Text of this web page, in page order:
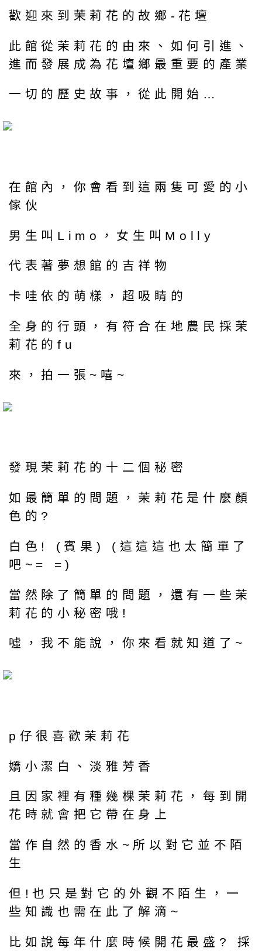
歡迎來到茉莉花的故鄉-花壇
此館從茉莉花的由來、如何引進、
進而發展成為花壇鄉最重要的產業
一切的歷史故事，從此開始…
在館內，你會看到這兩隻可愛的小
傢伙
男生叫Limo，女生叫Molly
代表著夢想館的吉祥物
卡哇依的萌樣，超吸睛的
全身的行頭，有符合在地農民採茉
莉花的fu
來，拍一張~嘻~
發現茉莉花的十二個秘密
如最簡單的問題，茉莉花是什麼顏
色的?
白色! (賓果) (這這這也太簡單了
吧~= =)
當然除了簡單的問題，還有一些茉
莉花的小秘密哦!
噓，我不能說，你來看就知道了~
p仔很喜歡茉莉花
嬌小潔白、淡雅芳香
且因家裡有種幾棵茉莉花，每到開
花時就會把它帶在身上
當作自然的香水~所以對它並不陌
生
但!也只是對它的外觀不陌生，一
些知識也需在此了解滴~
比如說每年什麼時候開花最盛? 採